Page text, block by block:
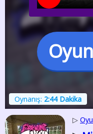
Oynanış: 2:44 Dakika
▷